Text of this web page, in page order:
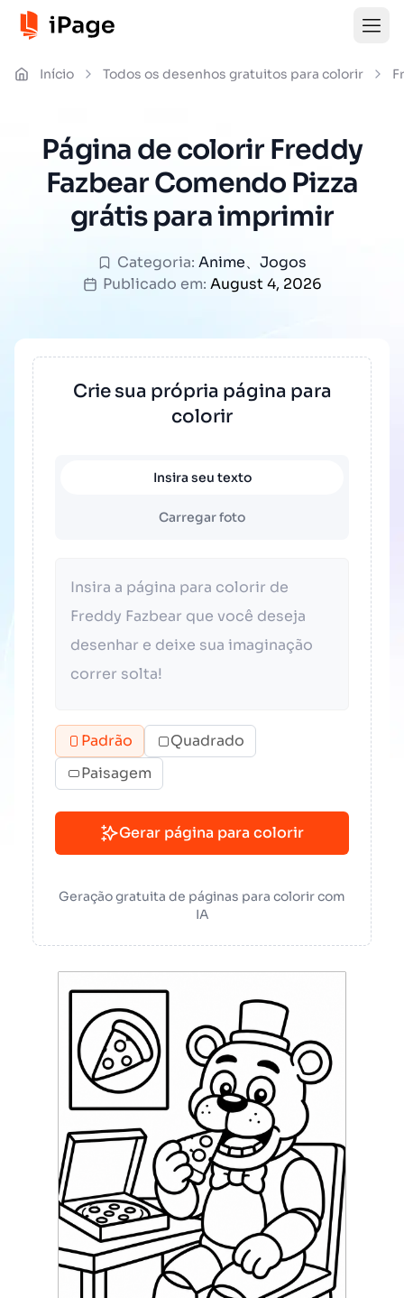
Início Todos os desenhos gratuitos para colorir
Página de colorir Freddy
Fazbear Comendo Pizza
grátis para imprimir
Categoria: Anime、 Jogos
Publicado em: August 4, 2026
Crie sua própria página para
colorir
Insira seu texto
Carregar foto
Padrão
Quadrado
Paisagem
Gerar página para colorir
Geração gratuita de páginas para colorir com
IA